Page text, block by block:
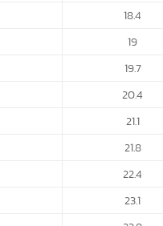
18.4
19
19.7
20.4
21.1
21.8
22.4
23.1